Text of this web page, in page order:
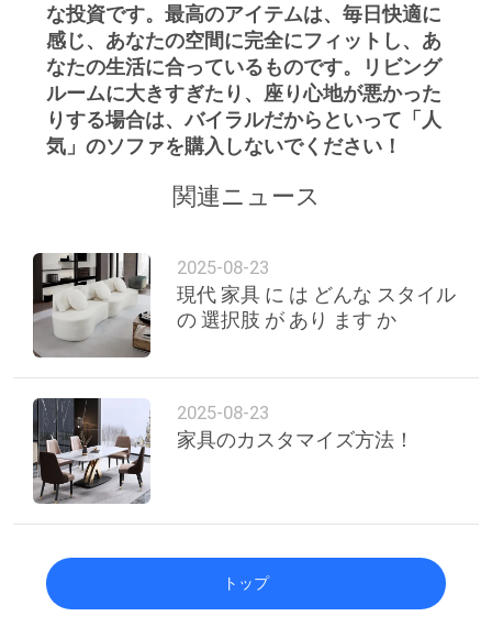
な投資です。最高のアイテムは、毎日快適に
感じ、あなたの空間に完全にフィットし、あ
なたの生活に合っているものです。リビング
ルームに大きすぎたり、座り心地が悪かった
りする場合は、バイラルだからといって「人
気」のソファを購入しないでください！
関連ニュース
2025-08-23
現代 家具 に は どんな スタイル
の 選択肢 が あり ます か
2025-08-23
家具のカスタマイズ方法！
トップ